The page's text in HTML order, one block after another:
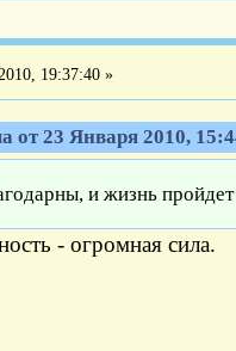
19:37:40 »
от 23 Января 2010,
и жизнь
- огромная сила.